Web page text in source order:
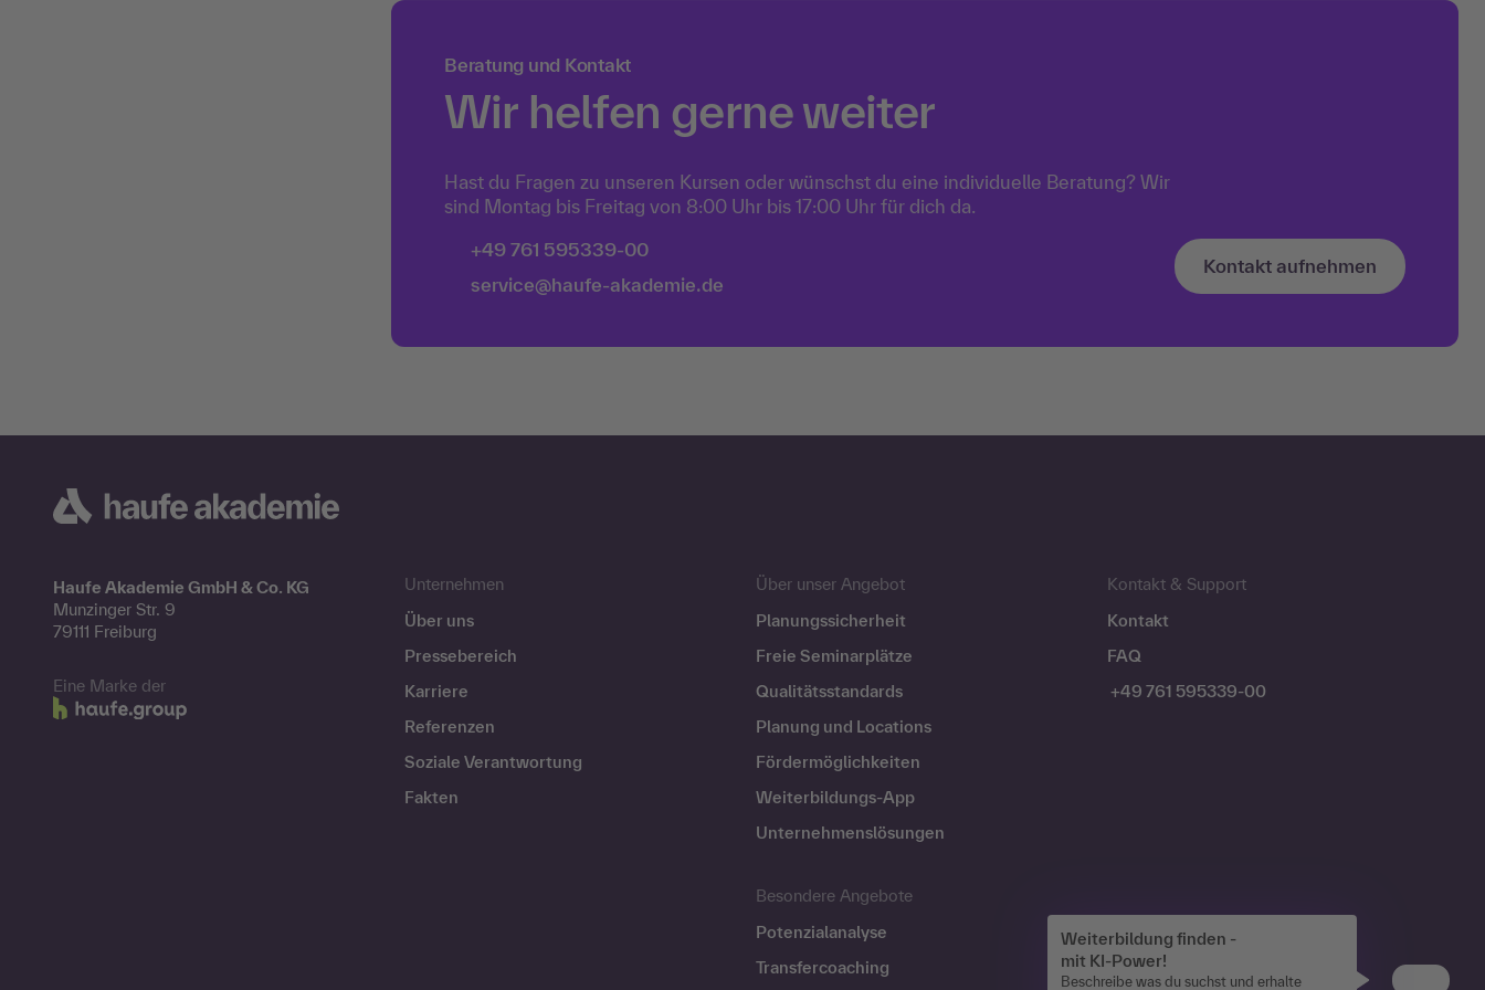
Beratung und Kontakt
Wir helfen gerne weiter
Hast du Fragen zu unseren Kursen oder wünschst du eine individuelle Beratung? Wir
sind Montag bis Freitag von 8:00 Uhr bis 17:00 Uhr für dich da.
+49 761 595339-00
service@haufe-akademie.de
Kontakt aufnehmen
Haufe Akademie GmbH & Co. KG
Munzinger Str. 9
79111 Freiburg
Eine Marke der
Unternehmen
Über uns
Pressebereich
Karriere
Referenzen
Soziale Verantwortung
Fakten
Über unser Angebot
Planungssicherheit
Freie Seminarplätze
Qualitätsstandards
Planung und Locations
Fördermöglichkeiten
Weiterbildungs-App
Unternehmenslösungen
Besondere Angebote
Potenzialanalyse
Transfercoaching
Kontakt & Support
Kontakt
FAQ
+49 761 595339-00
Weiterbildung finden -
mit KI-Power!
Beschreibe was du suchst und erhalte